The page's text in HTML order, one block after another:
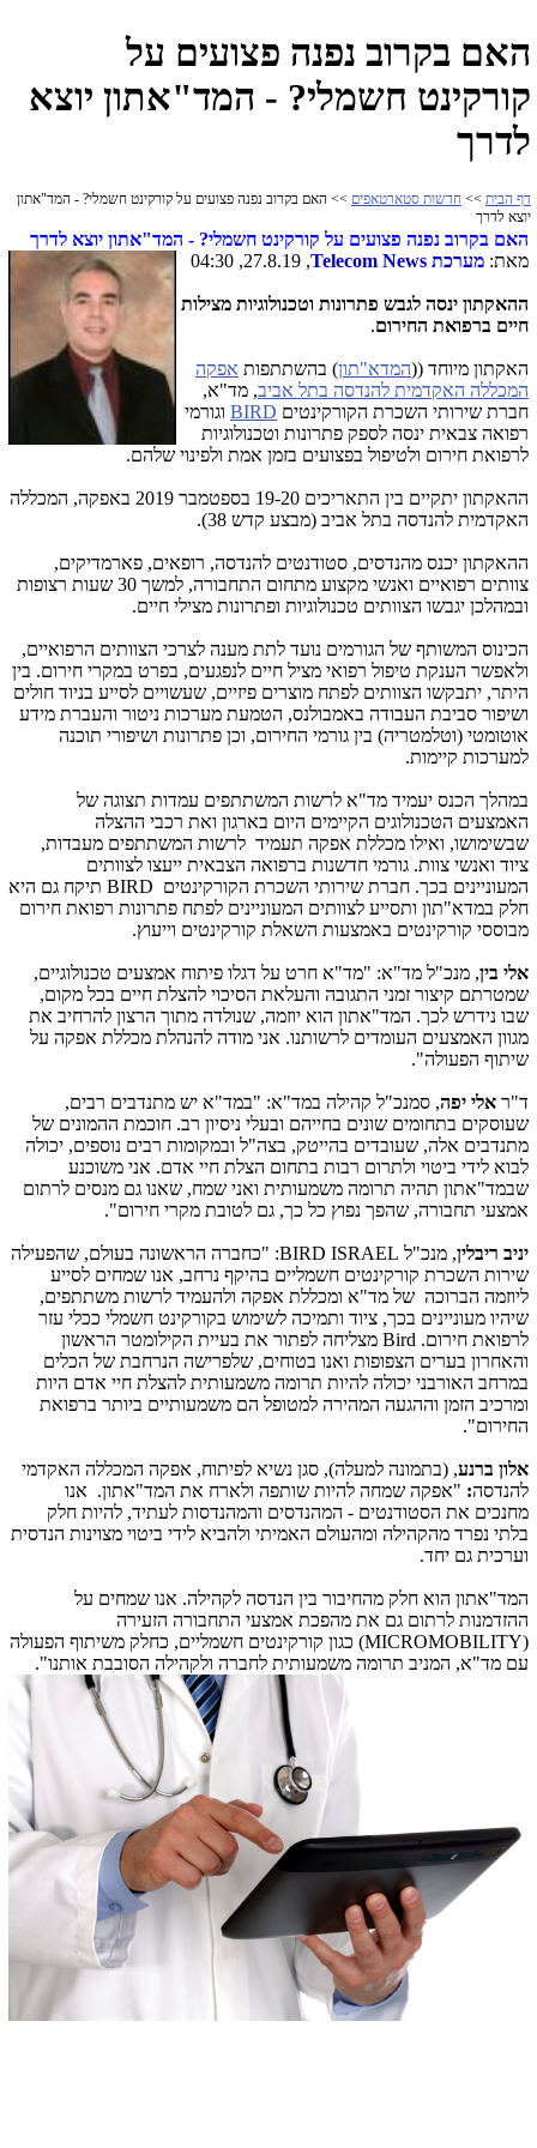
האם בקרוב נפנה פצועים על
קורקינט חשמלי? - המד"אתון יוצא
לדרך
דף הבית >> חדשות סטארטאפים >> האם בקרוב נפנה פצועים על קורקינט חשמלי? - המד"אתון
יוצא לדרך
האם בקרוב נפנה פצועים על קורקינט חשמלי? - המד"אתון יוצא לדרך
מאת: מערכת Telecom News
, 27.8.19, 04:30
ההאקתון ינסה לגבש פתרונות וטכנולוגיות מצילות
חיים ברפואת החירום.
האקתון מיוחד ((המדא"תון) בהשתתפות אפקה
המכללה האקדמית להנדסה בתל אביב, מד"א,
חברת שירותי השכרת הקורקינטים BIRD וגורמי
רפואה צבאית ינסה לספק פתרונות וטכנולוגיות
לרפואת חירום ולטיפול בפצועים בזמן אמת ולפינוי שלהם.
ההאקתון יתקיים בין התאריכים 19-20 בספטמבר 2019 באפקה, המכללה
האקדמית להנדסה בתל אביב (מבצע קדש 38).
ההאקתון יכנס מהנדסים, סטודנטים להנדסה, רופאים, פארמדיקים,
צוותים רפואיים ואנשי מקצוע מתחום התחבורה, למשך 30 שעות רצופות
ובמהלכן יגבשו הצוותים טכנולוגיות ופתרונות מצילי חיים.
הכינוס המשותף של הגורמים נועד לתת מענה לצרכי הצוותים הרפואיים,
ולאפשר הענקת טיפול רפואי מציל חיים לנפגעים, בפרט במקרי חירום. בין
היתר, יתבקשו הצוותים לפתח מוצרים פיזיים, שעשויים לסייע בניוד חולים
ושיפור סביבת העבודה באמבולנס, הטמעת מערכות ניטור והעברת מידע
אוטומטי (וטלמטריה) בין גורמי החירום, וכן פתרונות ושיפורי תוכנה
למערכות קיימות.
במהלך הכנס יעמיד מד"א לרשות המשתתפים עמדות תצוגה של
האמצעים הטכנולוגים הקיימים היום בארגון ואת רכבי ההצלה
שבשימושו, ואילו מכללת אפקה תעמיד לרשות המשתתפים מעבדות,
ציוד ואנשי צוות. גורמי חדשנות ברפואה הצבאית ייעצו לצוותים
המעוניינים בכך. חברת שירותי השכרת הקורקינטים BIRD תיקח גם היא
חלק במדא"תון ותסייע לצוותים המעוניינים לפתח פתרונות רפואת חירום
מבוססי קורקינטים באמצעות השאלת קורקינטים וייעוץ.
אלי בין, מנכ"ל מד"א: "מד"א חרט על דגלו פיתוח אמצעים טכנולוגיים,
שמטרתם קיצור זמני התגובה והעלאת הסיכוי להצלת חיים בכל מקום,
שבו נידרש לכך. המד"אתון הוא יוזמה, שנולדה מתוך הרצון להרחיב את
מגוון האמצעים העומדים לרשותנו. אני מודה להנהלת מכללת אפקה על
שיתוף הפעולה".
ד"ר אלי יפה, סמנכ"ל קהילה במד"א: "במד"א יש מתנדבים רבים,
שעוסקים בתחומים שונים בחייהם ובעלי ניסיון רב. חוכמת ההמונים של
מתנדבים אלה, שעובדים בהייטק, בצה"ל ובמקומות רבים נוספים, יכולה
לבוא לידי ביטוי ולתרום רבות בתחום הצלת חיי אדם. אני משוכנע
שבמד"אתון תהיה תרומה משמעותית ואני שמח, שאנו גם מנסים לרתום
אמצעי תחבורה, שהפך נפוץ כל כך, גם לטובת מקרי חירום".
יניב ריבלין, מנכ"ל BIRD ISRAEL: "כחברה הראשונה בעולם, שהפעילה
שירות השכרת קורקינטים חשמליים בהיקף נרחב, אנו שמחים לסייע
ליוזמה הברוכה של מד"א ומכללת אפקה ולהעמיד לרשות משתתפים,
שיהיו מעוניינים בכך, ציוד ותמיכה לשימוש בקורקינט חשמלי ככלי עזר
לרפואת חירום. Bird מצליחה לפתור את בעיית הקילומטר הראשון
והאחרון בערים הצפופות ואנו בטוחים, שלפרישה הנרחבת של הכלים
במרחב האורבני יכולה להיות תרומה משמעותית להצלת חיי אדם היות
ומרכיב הזמן וההגעה המהירה למטופל הם משמעותיים ביותר ברפואת
החירום".
אלון ברנע, (בתמונה למעלה), סגן נשיא לפיתוח, אפקה המכללה האקדמי
להנדסה: "אפקה שמחה להיות שותפה ולארח את המד"אתון. אנו
מחנכים את הסטודנטים - המהנדסים והמהנדסות לעתיד, להיות חלק
בלתי נפרד מהקהילה ומהעולם האמיתי ולהביא לידי ביטוי מצוינות הנדסית
וערכית גם יחד.
המד"אתון הוא חלק מהחיבור בין הנדסה לקהילה. אנו שמחים על
ההזדמנות לרתום גם את מהפכת אמצעי התחבורה הזעירה
(
MICROMOBILITY) כגון קורקינטים חשמליים, כחלק משיתוף הפעולה
עם מד"א, המניב תרומה משמעותית לחברה ולקהילה הסובבת אותנו".